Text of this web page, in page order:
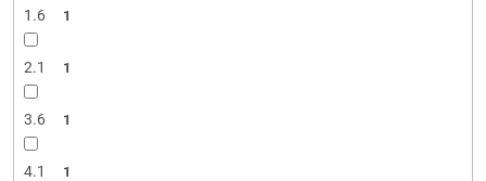
1.6 1
2.1 1
3.6 1
4.1 1